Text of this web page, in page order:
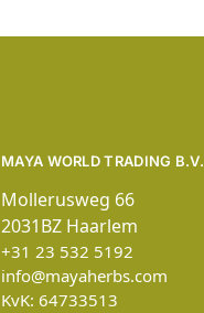
MAYA WORLD TRADING B.V.
Mollerusweg 66
2031BZ Haarlem
+31 23 532 5192
info@mayaherbs.com
KvK: 64733513